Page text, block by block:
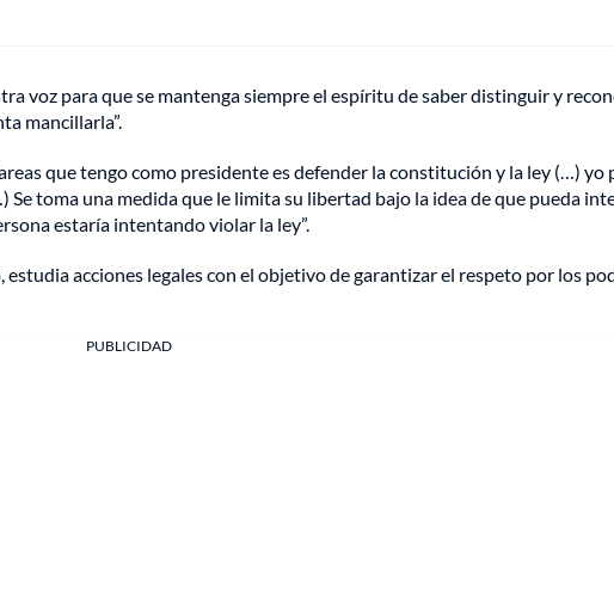
voz para que se mantenga siempre el espíritu de saber distinguir y
mancillarla”.
que tengo como presidente es defender la constitución y la ley (…) yo
Se toma una medida que le limita su libertad bajo la idea de que pueda
estaría intentando violar la ley”.
estudia acciones legales con el objetivo de garantizar el respeto por los
PUBLICIDAD